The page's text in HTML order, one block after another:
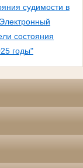
судимости в
Электронный
состояния
годы"